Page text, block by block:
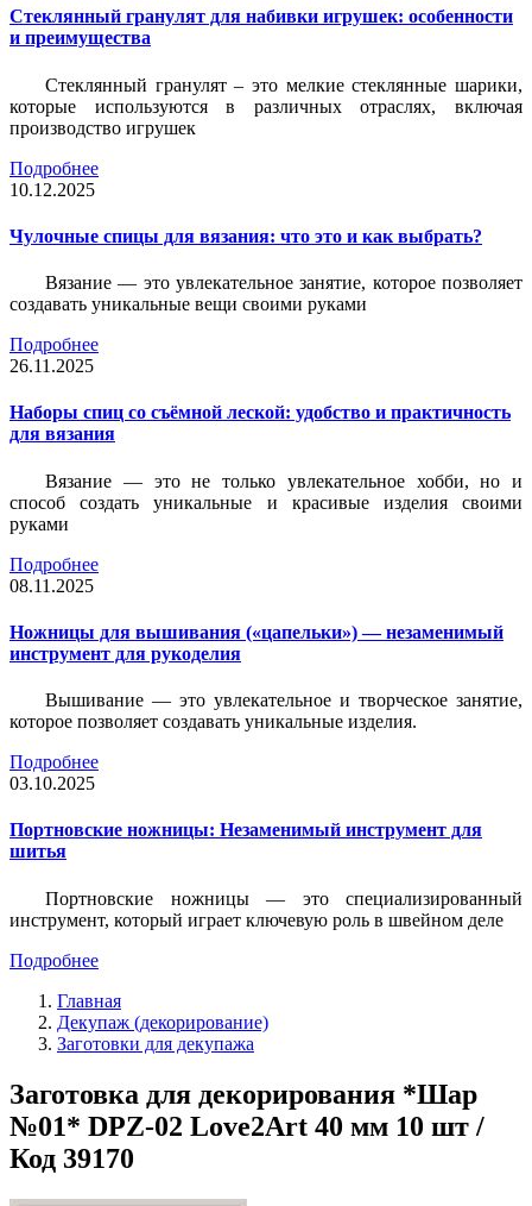
Стеклянный гранулят для набивки игрушек: особенности
и преимущества
Стеклянный гранулят – это мелкие стеклянные шарики,
которые используются в различных отраслях, включая
производство игрушек
Подробнее
10.12.2025
Чулочные спицы для вязания: что это и как выбрать?
Вязание — это увлекательное занятие, которое позволяет
создавать уникальные вещи своими руками
Подробнее
26.11.2025
Наборы спиц со съёмной леской: удобство и практичность
для вязания
Вязание — это не только увлекательное хобби, но и
способ создать уникальные и красивые изделия своими
руками
Подробнее
08.11.2025
Ножницы для вышивания («цапельки») — незаменимый
инструмент для рукоделия
Вышивание — это увлекательное и творческое занятие,
которое позволяет создавать уникальные изделия.
Подробнее
03.10.2025
Портновские ножницы: Незаменимый инструмент для
шитья
Портновские ножницы — это специализированный
инструмент, который играет ключевую роль в швейном деле
Подробнее
Главная
Декупаж (декорирование)
Заготовки для декупажа
Заготовка для декорирования *Шар
№01* DPZ-02 Love2Art 40 мм 10 шт /
Код 39170